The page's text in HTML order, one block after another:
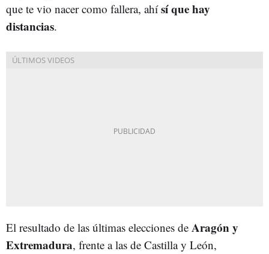
que te vio nacer como fallera, ahísí que hay
distancias.
El resultado de las últimas elecciones de Aragón y
Extremadura, frente a las de Castilla y León,